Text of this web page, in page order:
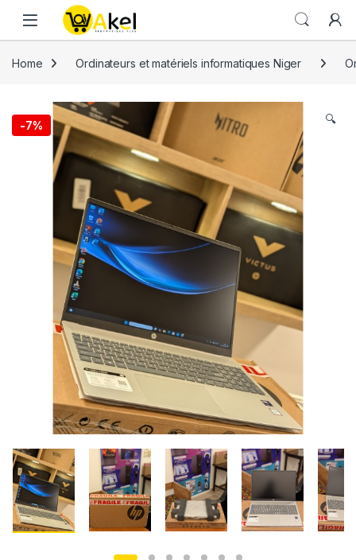
Skip to navigation
Skip to content
Home Ordinateurs et matériels informatiques Niger
-7% 🔍